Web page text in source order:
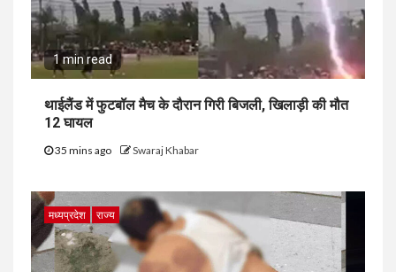
1 min read
थाईलैंड में फुटबॉल मैच के दौरान गिरी बिजली, खिलाड़ी की मौत
12 घायल
35 mins ago Swaraj Khabar
मध्यप्रदेश राज्य